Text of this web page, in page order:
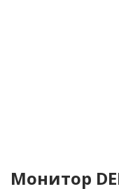
Монитор